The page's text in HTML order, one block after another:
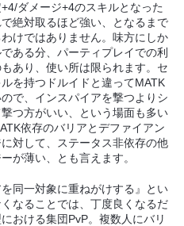
ダメージ+4のスキルとなった
絶対取るほど強い、となるまで
けではありません。味方にしか
ある分、パーティプレイでの利
あり、使い所は限られます。セ
を持つドルイドと違ってMATK
で、インスパイアを撃つよりシ
つ方がいい、という場面も多い
依存のバリアとデファイアン
対して、ステータス非依存の他
が薄い、とも言えます。
同一対象に重ねがけする』とい
なることでは、丁度良くなるだ
おける集団PvP。複数人にバリ